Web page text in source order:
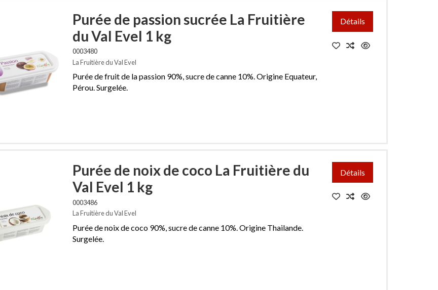
Purée de passion sucrée La Fruitière
du Val Evel 1 kg
0003480
La Fruitière du Val Evel
Purée de fruit de la passion 90%, sucre de canne 10%. Origine Equateur,
Pérou. Surgelée.
Détails
Purée de noix de coco La Fruitière du
Val Evel 1 kg
0003486
La Fruitière du Val Evel
Purée de noix de coco 90%, sucre de canne 10%. Origine Thailande.
Surgelée.
Détails